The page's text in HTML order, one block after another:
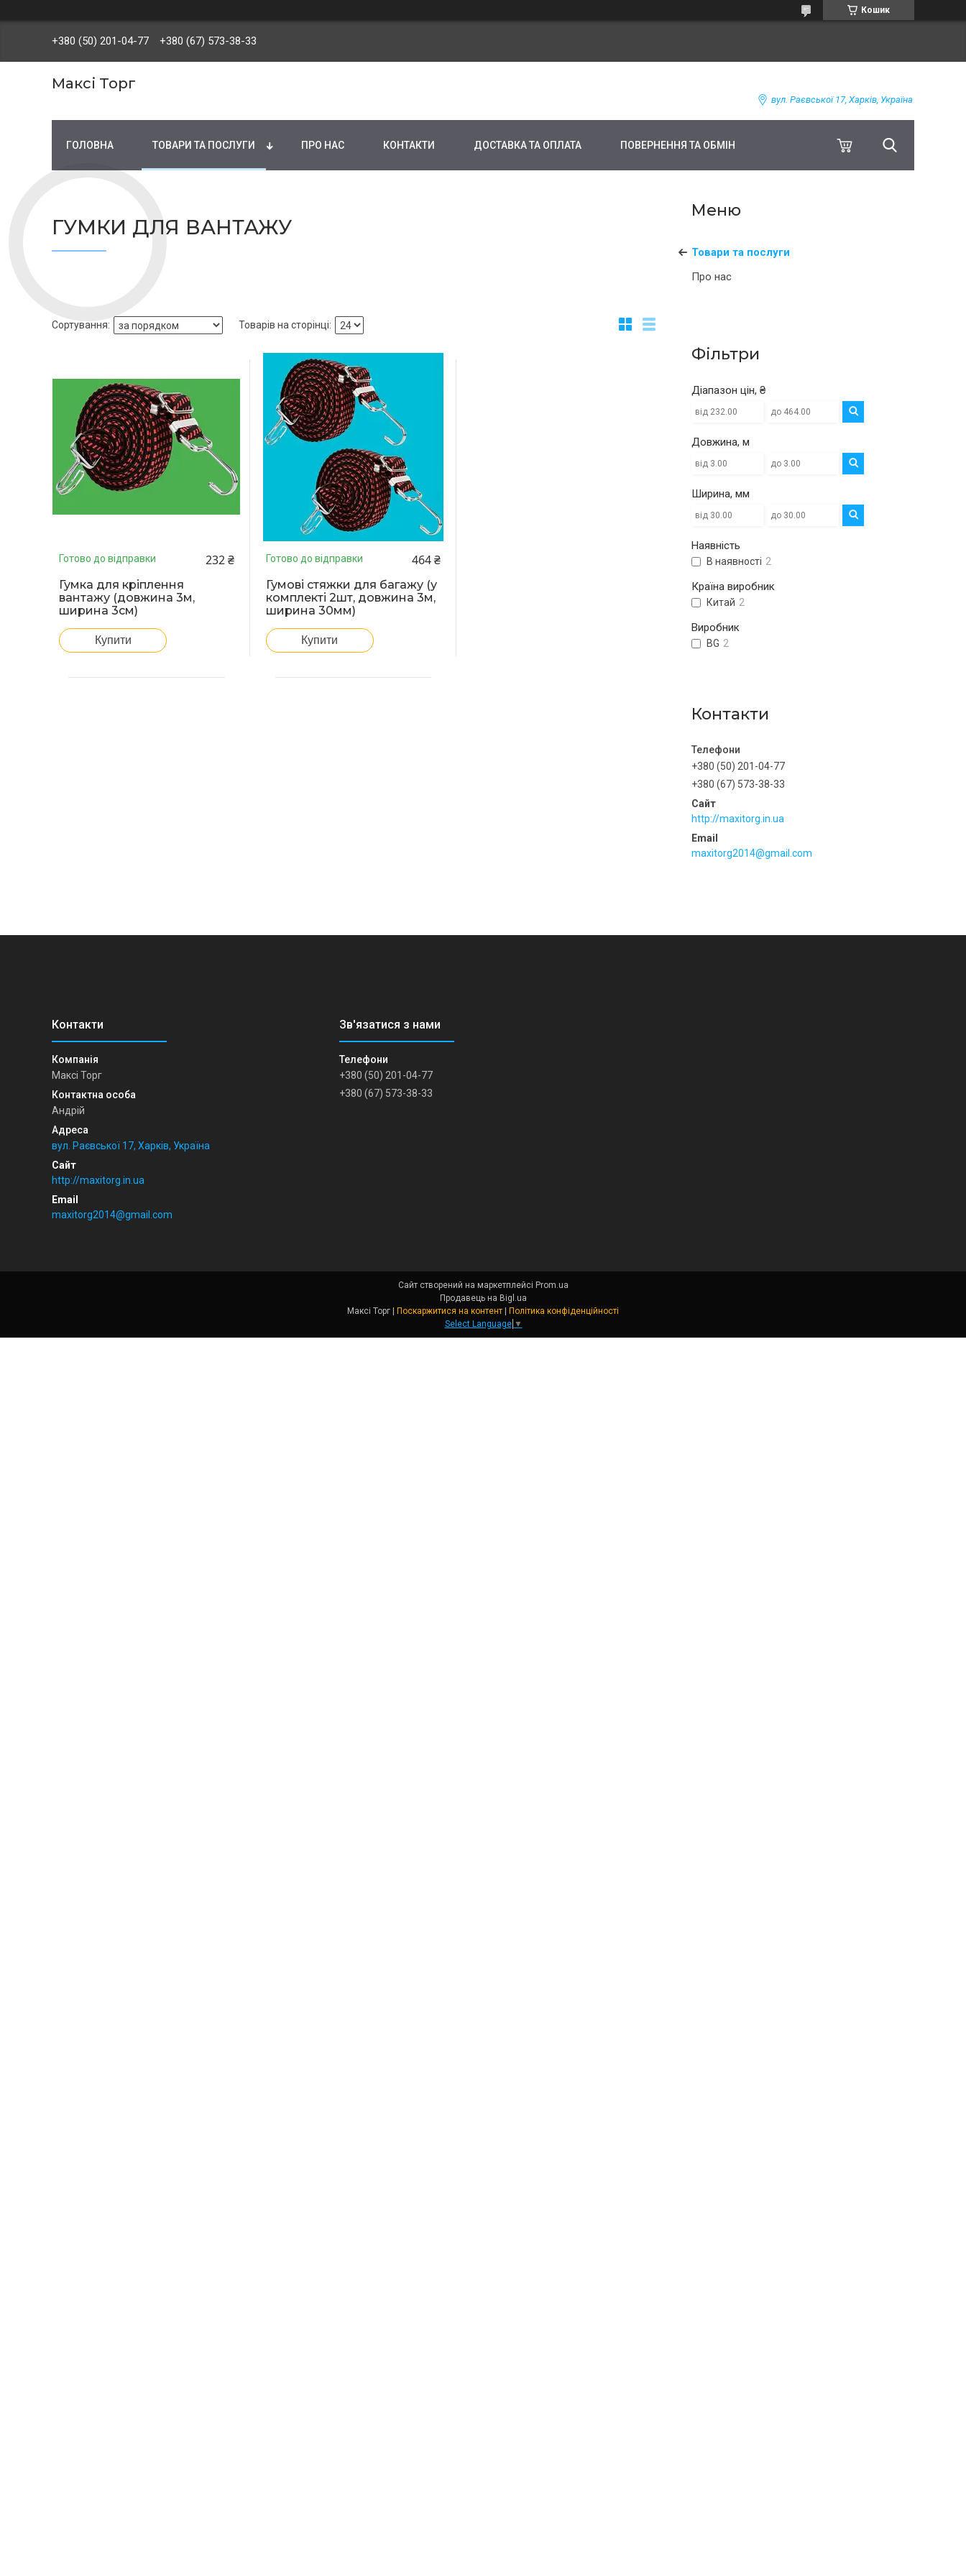
Кошик
+380 (50) 201-04-77 +380 (67) 573-38-33
Максі Торг
вул. Раєвської 17, Харків, Україна
ГОЛОВНА ТОВАРИ ТА ПОСЛУГИ ПРО НАС КОНТАКТИ ДОСТАВКА ТА ОПЛАТА ПОВЕРНЕННЯ ТА ОБМІН
Товари та послуги
Про нас
Фільтри
Діапазон цін, ₴
Довжина, м
Ширина, мм
Наявність
В наявності 2
Країна виробник
Китай 2
Виробник
BG 2
Контакти
+380 (50) 201-04-77
+380 (67) 573-38-33
http://maxitorg.in.ua
maxitorg2014@gmail.com
ГУМКИ ДЛЯ ВАНТАЖУ
Готово до відправки 232 ₴
Гумка для кріплення
вантажу (довжина 3м,
ширина 3см)
Купити
Готово до відправки 464 ₴
Гумові стяжки для багажу (у
комплекті 2шт, довжина 3м,
ширина 30мм)
Купити
Максі Торг
Андрій
вул. Раєвської 17, Харків, Україна
http://maxitorg.in.ua
maxitorg2014@gmail.com
+380 (50) 201-04-77
+380 (67) 573-38-33
Сайт створений на маркетплейсі Prom.ua
Продавець на Bigl.ua
Максі Торг | Поскаржитися на контент | Політика конфіденційності
Select Language ▼